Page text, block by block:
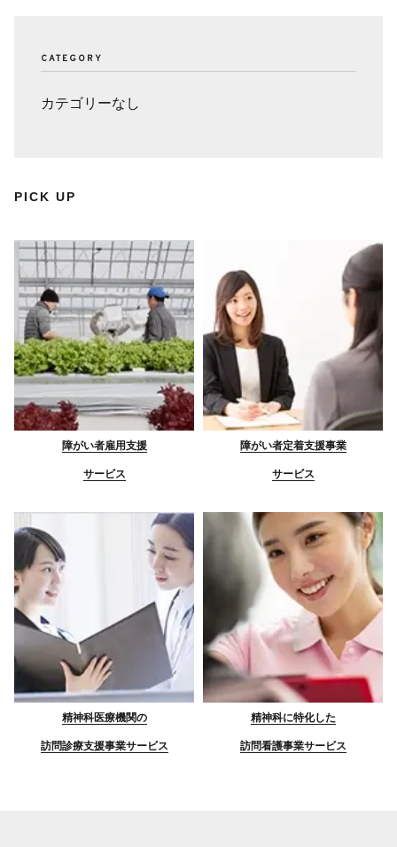
CATEGORY
カテゴリーなし
PICK UP
障がい者雇用支援
サービス
障がい者定着支援事業
サービス
精神科医療機関の
訪問診療支援事業サービス
精神科に特化した
訪問看護事業サービス